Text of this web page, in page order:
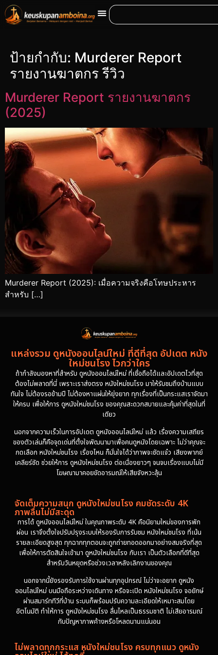
ป้ายกำกับ: Murderer Report
รายงานฆาตกร รีวิว
Murderer Report รายงานฆาตกร
(2025)
Murderer Report (2025): เมื่อความจริงคือโทษประหาร
สำหรับ […]
แหล่งรวม ดูหนังออนไลน์ใหม่ ที่ดีที่สุด อัปเดต หนัง
ใหม่ชนโรง ไวกว่าใคร
ถ้ากำลังมองหาที่สำหรับ ดูหนังออนไลน์ใหม่ ที่เชื่อถือได้และอัปเดตไวที่สุด
ต้องไม่พลาดที่นี่ เพราะเราส่งตรง หนังใหม่ชนโรง มาให้รับชมถึงบ้านแบบ
ทันใจ ไม่ต้องรอข้ามปี ไม่ต้องหาแผ่นให้ยุ่งยาก ทุกเรื่องที่เป็นกระแสเราจัดมา
ให้ครบ เพื่อให้การ ดูหนังใหม่ชนโรง ของคุณสะดวกสบายและคุ้มค่าที่สุดในที่
เดียว
นอกจากความเร็วในการอัปเดต ดูหนังออนไลน์ใหม่ แล้ว เรื่องความเสถียร
ของตัวเล่นก็คือจุดเด่นที่ตั้งใจพัฒนามาเพื่อคนดูหนังโดยเฉพาะ ไม่ว่าคุณจะ
กดเลือก หนังใหม่ชนโรง เรื่องไหน ก็มั่นใจได้ว่าภาพจะชัดแจ๋ว เสียงพากย์
เคลียร์ชัด ช่วยให้การ ดูหนังใหม่ชนโรง ต่อเนื่องยาวๆ จนจบเรื่องแบบไม่มี
โฆษณามาคอยขัดอารมณ์ให้เสียจังหวะลุ้น
จัดเต็มความสนุก ดูหนังใหม่ชนโรง คมชัดระดับ 4K
ภาพลื่นไม่มีสะดุด
การได้ ดูหนังออนไลน์ใหม่ ในคุณภาพระดับ 4K คือนิยามใหม่ของการพัก
ผ่อน เราจึงตั้งใจปรับปรุงระบบให้รองรับการรับชม หนังใหม่ชนโรง ที่เน้น
รายละเอียดสูงสุด ทุกฉากทุกตอนจะถูกถ่ายทอดออกมาอย่างสมจริงที่สุด
เพื่อให้การตัดสินใจเข้ามา ดูหนังใหม่ชนโรง กับเรา เป็นตัวเลือกที่ดีที่สุด
สำหรับวันหยุดหรือช่วงเวลาหลังเลิกงานของคุณ
นอกจากนี้ยังรองรับการใช้งานผ่านทุกอุปกรณ์ ไม่ว่าจะอยาก ดูหนัง
ออนไลน์ใหม่ บนมือถือระหว่างเดินทาง หรือจะเปิด หนังใหม่ชนโรง จอยักษ์
ผ่านสมาร์ททีวีที่บ้าน ระบบก็พร้อมปรับความละเอียดให้เหมาะสมโดย
อัตโนมัติ ทำให้การ ดูหนังใหม่ชนโรง ลื่นไหลเป็นธรรมชาติ ไม่เสียอารมณ์
กับปัญหาภาพค้างหรือโหลดนานแน่นอน
ไม่พลาดทุกกระแส หนังใหม่ชนโรง ครบทุกแนว ดูหนัง